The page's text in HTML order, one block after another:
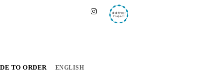
TO ORDER ENGLISH